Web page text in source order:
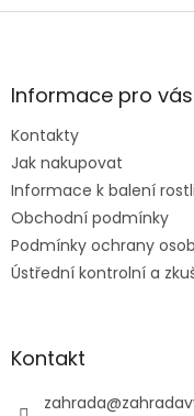
Z
aInformace pro vás
Kontakty
Jak nakupovat
Informace k balení
Obchodní podmínky
Podmínky ochrany
Ústřední kontrolní a
Kontakt
zahrada@